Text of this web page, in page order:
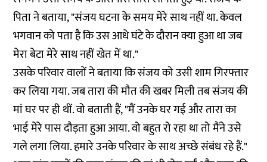
पिता ने बताया, "संजय घटना के समय मेरे साथ नहीं था. केवल
भगवान को पता है कि उस आधे घंटे के दौरान क्या हुआ था जब
मेरा बेटा मेरे साथ नहीं खेत में था."
उसके परिवार वालों ने बताया कि संजय को उसी शाम गिरफ्तार
कर लिया गया. जब तारा की मौत की खबर मिली तब संजय की
मां घर पर ही थीं. वो बताती हैं, "मैं उनके घर गई और तारा का
भाई मेरे पास दौड़ता हुआ आया. वो बहुत रो रहा था तो मैंने उसे
गले लगा लिया. हमारे उनके परिवार के साथ अच्छे संबंध रहे हैं."